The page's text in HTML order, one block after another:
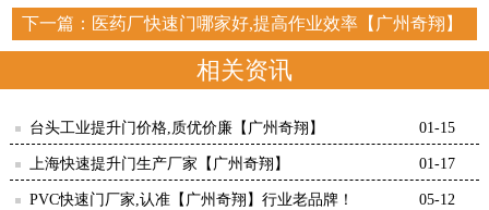
下一篇： 医药厂快速门哪家好,提高作业效率【广州奇翔】
相关资讯
台头工业提升门价格,质优价廉【广州奇翔】 01-15
上海快速提升门生产厂家【广州奇翔】 01-17
PVC快速门厂家,认准【广州奇翔】行业老品牌！ 05-12